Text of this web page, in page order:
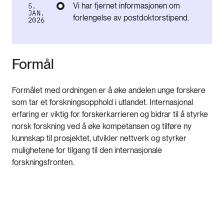
5.
JAN.
2026
Vi har fjernet informasjonen om
forlengelse av postdoktorstipend.
Formål
Formålet med ordningen er å øke andelen unge forskere
som tar et forskningsopphold i utlandet. Internasjonal
erfaring er viktig for forskerkarrieren og bidrar til å styrke
norsk forskning ved å øke kompetansen og tilføre ny
kunnskap til prosjektet, utvikler nettverk og styrker
mulighetene for tilgang til den internasjonale
forskningsfronten.